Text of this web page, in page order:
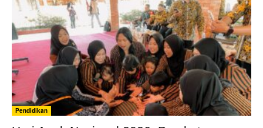
Pendidikan